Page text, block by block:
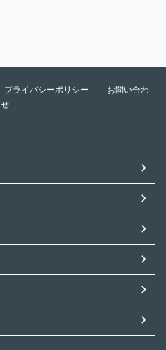
プライバシーポリシー
お問い合わ
せ